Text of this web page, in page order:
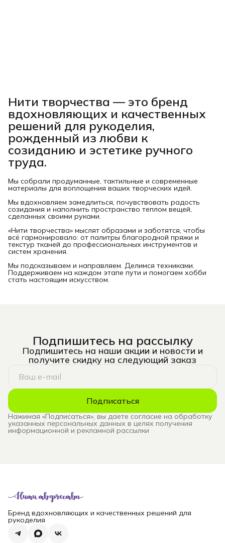
Нити творчества — это бренд
вдохновляющих и качественных
решений для рукоделия,
рожденный из любви к
созиданию и эстетике ручного
труда.
Мы собрали продуманные, тактильные и современные
материалы для воплощения ваших творческих идей.
Мы вдохновляем замедлиться, почувствовать радость
созидания и наполнить пространство теплом вещей,
сделанных своими руками.
«Нити творчества» мыслят образами и заботятся, чтобы
всё гармонировало: от палитры благородной пряжи и
текстур тканей до профессиональных инструментов и
систем хранения.
Мы подсказываем и направляем. Делимся техниками.
Поддерживаем на каждом этапе пути и помогаем хобби
стать настоящим искусством.
Подпишитесь на рассылку
Подпишитесь на наши акции и новости и
получите скидку на следующий заказ
Подписаться
Нажимая «Подписаться», вы даете согласие на обработку
указанных персональных данных в целях получения
информационной и рекламной рассылки
Бренд вдохновляющих и качественных решений для
рукоделия